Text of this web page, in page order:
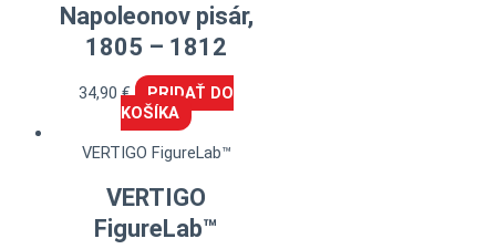
Napoleonov pisár,
1805 – 1812
34,90€
PRIDAŤ DO
KOŠÍKA
VERTIGO FigureLab™
VERTIGO
FigureLab™